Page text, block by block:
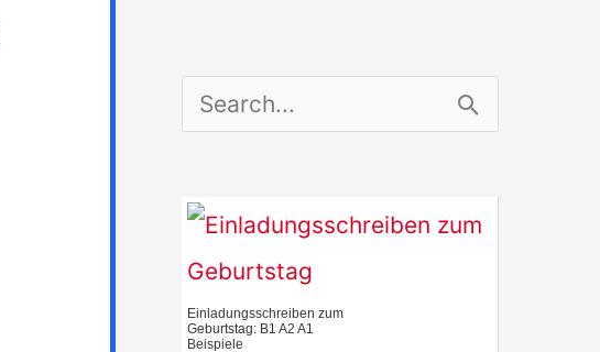
c
h
Einladungsschreiben zum
Geburtstag: B1 A2 A1
Beispiele